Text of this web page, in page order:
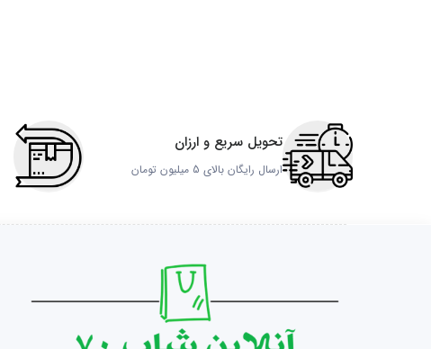
تحویل سریع و ارزان
ارسال رایگان بالای 5 میلیون تومان